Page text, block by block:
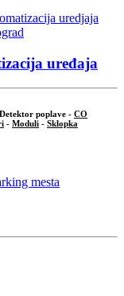
uređaja
poplave - CO
- Moduli - Sklopka